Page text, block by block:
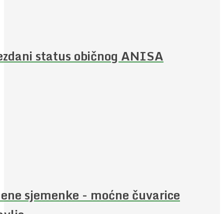
status običnog ANISA
sjemenke - moćne čuvarice